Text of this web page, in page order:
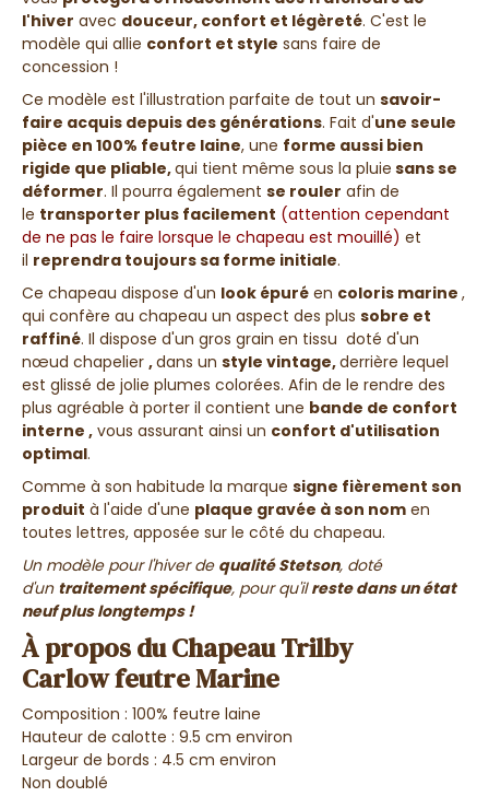
l'hiver avec douceur, confort et légèreté. C'est le
modèle qui allie confort et style sans faire de
concession !
Ce modèle est l'illustration parfaite de tout un savoir-
faire acquis depuis des générations. Fait d'une seule
pièce en 100% feutre laine, une forme aussi bien
rigide que pliable,qui tient même sous la pluie sans se
déformer. Il pourra également se rouler afin de
le transporter plus facilement (attention cependant
de ne pas le faire lorsque le chapeau est mouillé) et
il reprendra toujours sa forme initiale.
Ce chapeau dispose d'un look épuré en coloris marine ,
qui confère au chapeau un aspect des plus sobre et
raffiné. Il dispose d'un gros grain en tissu doté d'un
nœud chapelier ,dans un style vintage,derrière lequel
est glissé de jolie plumes colorées. Afin de le rendre des
plus agréable à porter il contient une bande de confort
interne , vous assurant ainsi un confort d'utilisation
optimal.
Comme à son habitude la marque signe fièrement son
produit à l'aide d'une plaque gravée à son nom en
toutes lettres, apposée sur le côté du chapeau.
Un modèle pour l'hiver de qualité Stetson, doté
d'un traitement spécifique, pour qu'ilreste dans un état
neuf plus longtemps !
À propos du Chapeau Trilby
Carlow feutre Marine
Composition : 100% feutre laine
Hauteur de calotte : 9.5 cm environ
Largeur de bords : 4.5 cm environ
Non doublé